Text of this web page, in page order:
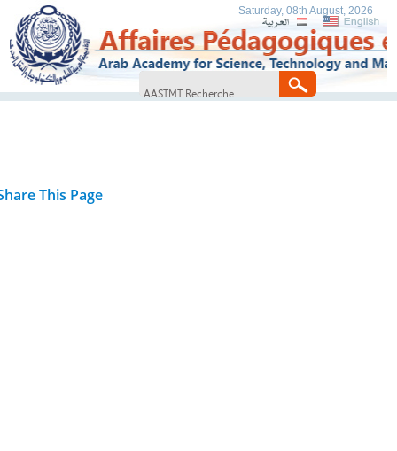
Saturday, 08th August, 2026
This Page